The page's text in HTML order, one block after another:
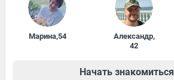
Марина,54 Александр,
42
Начать знакомиться